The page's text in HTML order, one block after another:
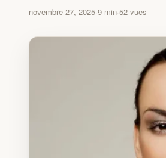
novembre 27, 2025·9 min·52 vues